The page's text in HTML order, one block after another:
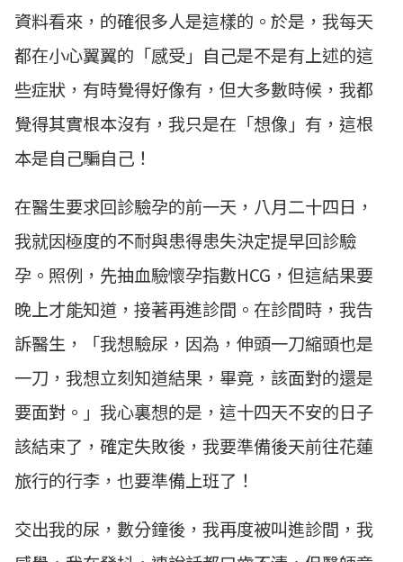
資料看來，的確很多人是這樣的。於是，我每天
都在小心翼翼的「感受」自己是不是有上述的這
些症狀，有時覺得好像有，但大多數時候，我都
覺得其實根本沒有，我只是在「想像」有，這根
本是自己騙自己！
在醫生要求回診驗孕的前一天，八月二十四日，
我就因極度的不耐與患得患失決定提早回診驗
孕。照例，先抽血驗懷孕指數HCG，但這結果要
晚上才能知道，接著再進診間。在診間時，我告
訴醫生，「我想驗尿，因為，伸頭一刀縮頭也是
一刀，我想立刻知道結果，畢竟，該面對的還是
要面對。」我心裏想的是，這十四天不安的日子
該結束了，確定失敗後，我要準備後天前往花蓮
旅行的行李，也要準備上班了！
交出我的尿，數分鐘後，我再度被叫進診間，我